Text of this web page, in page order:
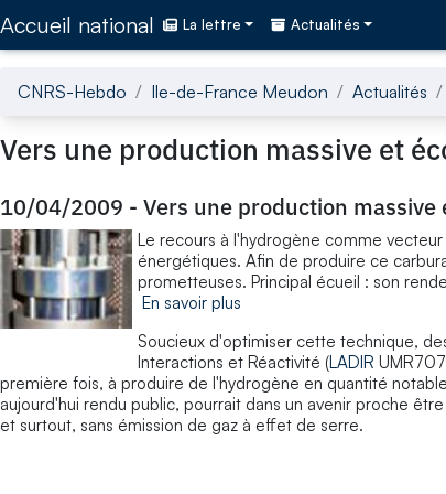
Accueil national La lettre Actualités
CNRS-Hebdo Ile-de-France Meudon Actualités
Vers une production massive et
10/04/2009 - Vers une production
Le recours à l'hydrogène comme
énergétiques. Afin de produire ce
prometteuses. Principal écueil : son
En savoir plus
Soucieux d'optimiser cette technique,
Interactions et Réactivité (LADIR
première fois, à produire de l'hydrogène en quantité
aujourd'hui rendu public, pourrait dans un avenir proche
et surtout, sans émission de gaz à effet de serre.